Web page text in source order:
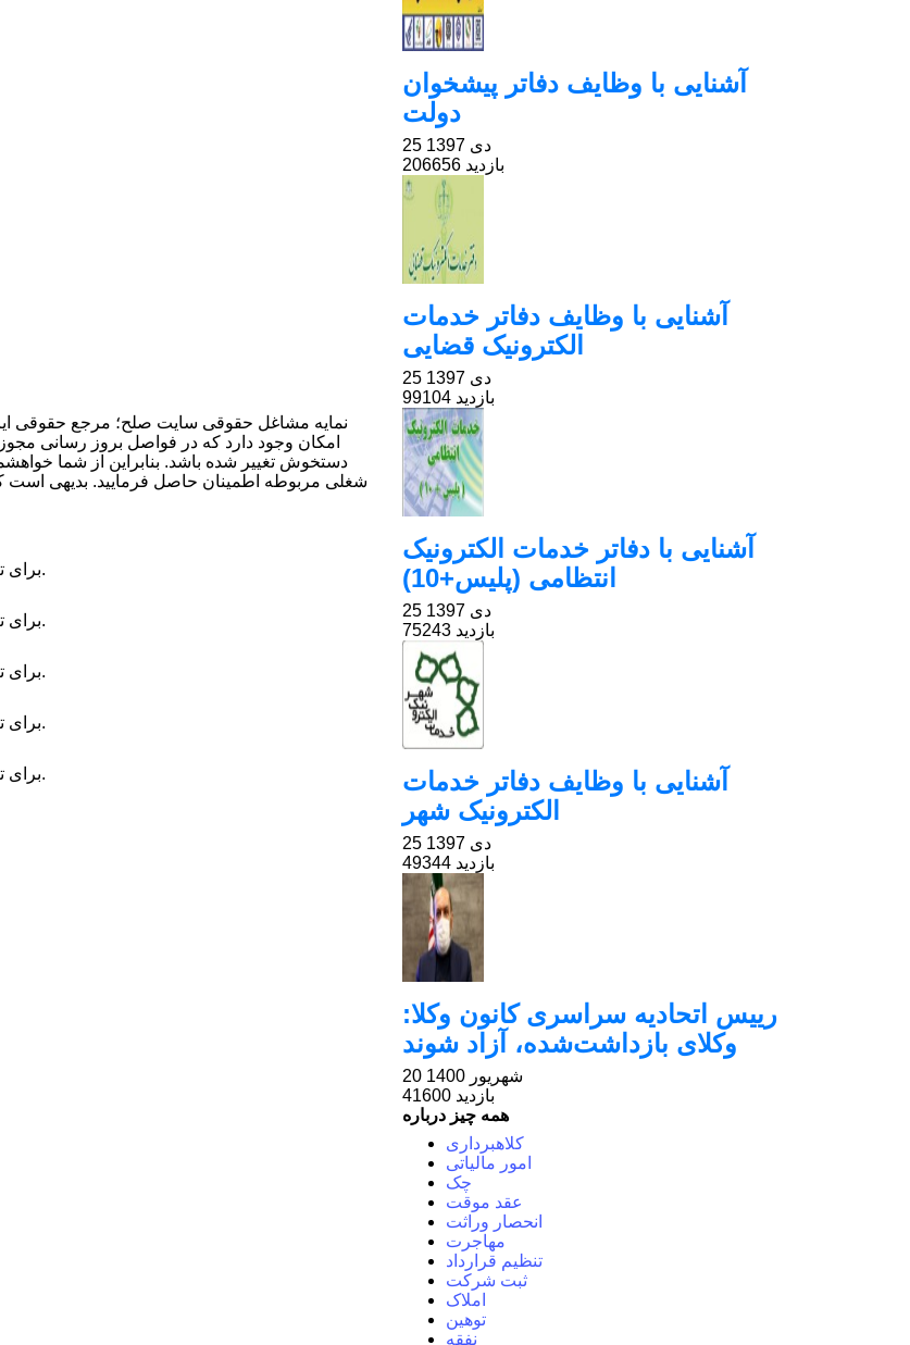
نمایه مشاغل حقوقی سایت صلح؛ مرجع حقوقی
امکان وجود دارد که در فواصل بروز رسانی
دستخوش تغییر شده باشد. بنابراین از شما
شغلی مربوطه اطمینان حاصل فرمایید. بدیهی است
برای تکمیل محتوای این قسمت باید حساب کاربری ارتقاء داده شود.
برای تکمیل محتوای این قسمت باید حساب کاربری ارتقاء داده شود.
برای تکمیل محتوای این قسمت باید حساب کاربری ارتقاء داده شود.
برای تکمیل محتوای این قسمت باید حساب کاربری ارتقاء داده شود.
برای تکمیل محتوای این قسمت باید حساب کاربری ارتقاء داده شود.
آشنایی با وظایف دفاتر پیشخوان
دولت
25 دی 1397
206656 بازدید
آشنایی با وظایف دفاتر خدمات
الکترونیک قضایی
25 دی 1397
99104 بازدید
آشنایی با دفاتر خدمات الکترونیک
انتظامی (پلیس+10)
25 دی 1397
75243 بازدید
آشنایی با وظایف دفاتر خدمات
الکترونیک شهر
25 دی 1397
49344 بازدید
رییس اتحادیه سراسری کانون وکلا:
وکلای بازداشت‌شده، آزاد شوند
20 شهریور 1400
41600 بازدید
همه چیز درباره
کلاهبرداری
امور مالیاتی
چک
عقد موقت
انحصار وراثت
مهاجرت
تنظیم قرارداد
ثبت شرکت
املاک
توهین
نفقه